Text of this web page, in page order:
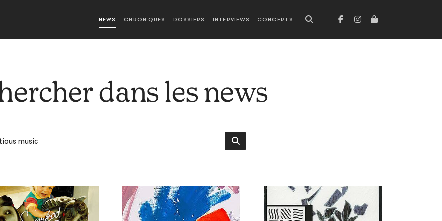
NEWS CHRONIQUES DOSSIERS INTERVIEWS CONCERTS
dans les news